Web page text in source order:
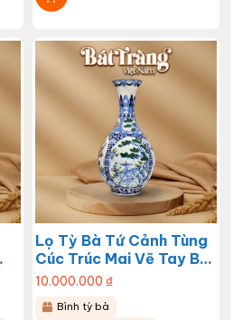
Lọ Tỳ Bà Tứ Cảnh Tùng
Cúc Trúc Mai Vẽ Tay Bát
Tràng BT-LTB03
10.000.000 ₫
Bình tỳ bà